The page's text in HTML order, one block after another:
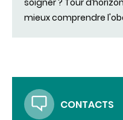
soigner ? Tour
mieux comprendre
CONTACTS